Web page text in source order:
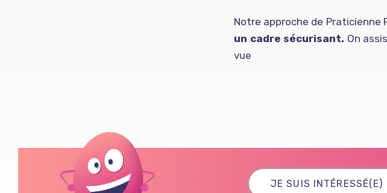
Notre approche de Praticienne
un cadre sécurisant. On
vue
JE SUIS INTÉRESSÉ(E)